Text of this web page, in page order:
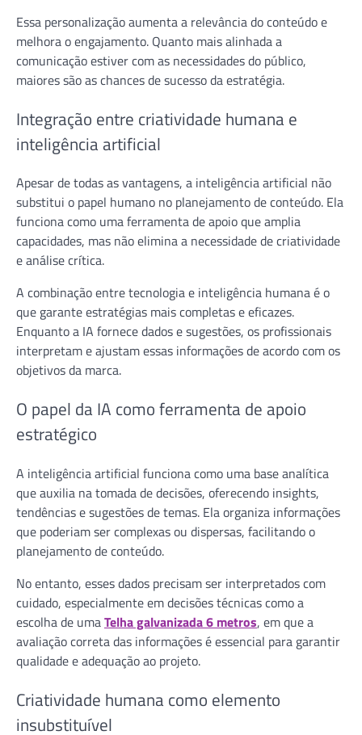
Essa personalização aumenta a relevância do conteúdo e
melhora o engajamento. Quanto mais alinhada a
comunicação estiver com as necessidades do público,
maiores são as chances de sucesso da estratégia.
Integração entre criatividade humana e
inteligência artificial
Apesar de todas as vantagens, a inteligência artificial não
substitui o papel humano no planejamento de conteúdo. Ela
funciona como uma ferramenta de apoio que amplia
capacidades, mas não elimina a necessidade de criatividade
e análise crítica.
A combinação entre tecnologia e inteligência humana é o
que garante estratégias mais completas e eficazes.
Enquanto a IA fornece dados e sugestões, os profissionais
interpretam e ajustam essas informações de acordo com os
objetivos da marca.
O papel da IA como ferramenta de apoio
estratégico
A inteligência artificial funciona como uma base analítica
que auxilia na tomada de decisões, oferecendo insights,
tendências e sugestões de temas. Ela organiza informações
que poderiam ser complexas ou dispersas, facilitando o
planejamento de conteúdo.
No entanto, esses dados precisam ser interpretados com
cuidado, especialmente em decisões técnicas como a
escolha de umaTelha galvanizada 6 metros, em que a
avaliação correta das informações é essencial para garantir
qualidade e adequação ao projeto.
Criatividade humana como elemento
insubstituível